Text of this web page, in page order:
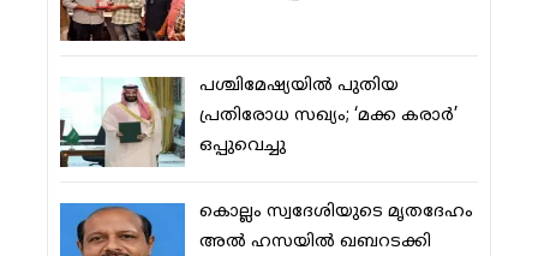
പശ്ചിമേഷ്യയില്‍ പുതിയ
പ്രതിരോധ സഖ്യം; ‘മക്ക കരാര്‍’
ഒപ്പുവെച്ചു
കൊല്ലം സ്വദേശിയുടെ മൃതദേഹം
അല്‍ ഹസയില്‍ ഖബറടക്കി